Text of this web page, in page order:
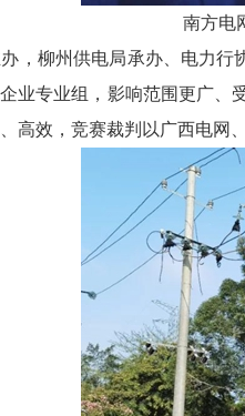
南方电
，柳州供电局承办、电力
业专业组，影响范围更广、
高效，竞赛裁判以广西电